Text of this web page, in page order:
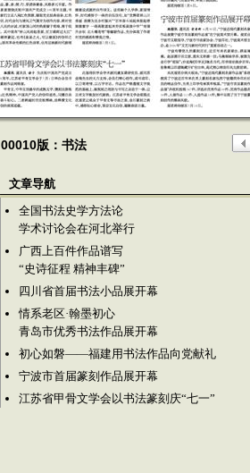
00010版：书法
文章导航
全国书法史学方法论
学术讨论会在河北举行
广西上百件作品谱写
“史诗征程 精神丰碑”
四川省首届书法小品展开幕
情系老区·翰墨初心
青岛市优秀书法作品展开幕
初心如磐——福建用书法作品向党献礼
宁波市首届篆刻作品展开幕
江苏省甲骨文学会以书法篆刻庆“七一”